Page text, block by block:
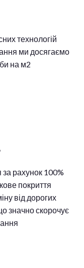
технологій
ми досягаємо
на м2
рахунок 100%
покриття
від дорогих
значно скорочує